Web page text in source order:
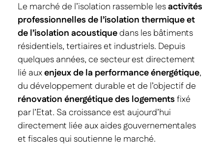
Le marché de l’isolation rassemble lesactivités
professionnelles de l’isolation thermique et
de l’isolation acoustiquedans les bâtiments
résidentiels, tertiaires et industriels. Depuis
quelques années, ce secteur est directement
lié auxenjeux de la performance énergétique,
du développement durable et de l’objectif de
rénovation énergétique des logementsfixé
par l’Etat. Sa croissance est aujourd’hui
directement liée aux aides gouvernementales
et fiscales qui soutienne le marché.